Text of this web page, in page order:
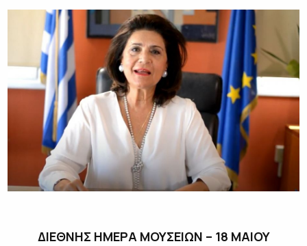
ΔΙΕΘΝΗΣ ΗΜΕΡΑ ΜΟΥΣΕΙΩΝ – 18 ΜΑΙΟΥ